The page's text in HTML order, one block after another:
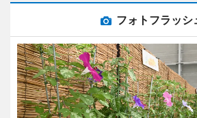
フォトフラッシ